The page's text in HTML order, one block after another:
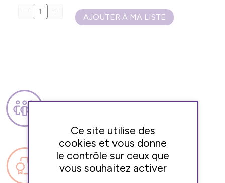
AJOUTER À MA LISTE
RESPECT DES RÈGLES SANITAIRES
Ce site utilise des
cookies et vous donne
le contrôle sur ceux que
vous souhaitez activer